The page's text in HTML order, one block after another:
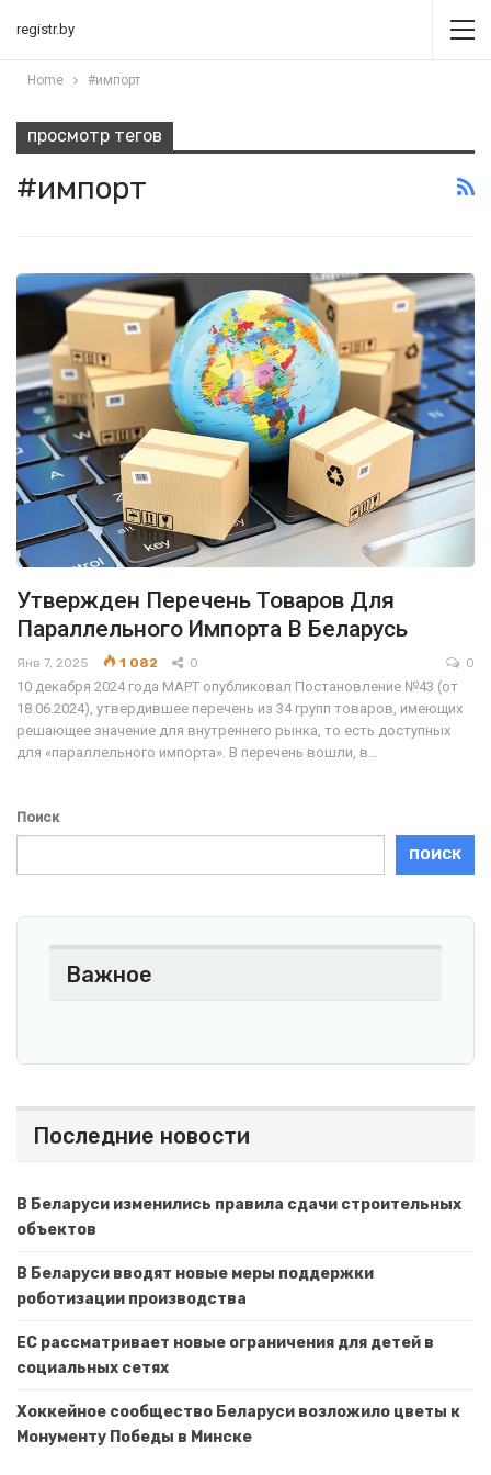
registr.by
Home #импорт
просмотр тегов
#импорт
Утвержден Перечень Товаров Для
Параллельного Импорта В Беларусь
Янв 7, 2025 1 082 0 0
10 декабря 2024 года МАРТ опубликовал Постановление №43 (от
18.06.2024), утвердившее перечень из 34 групп товаров, имеющих
решающее значение для внутреннего рынка, то есть доступных
для «параллельного импорта». В перечень вошли, в…
Поиск
ПОИСК
Важное
Последние новости
В Беларуси изменились правила сдачи строительных
объектов
В Беларуси вводят новые меры поддержки
роботизации производства
ЕС рассматривает новые ограничения для детей в
социальных сетях
Хоккейное сообщество Беларуси возложило цветы к
Монументу Победы в Минске